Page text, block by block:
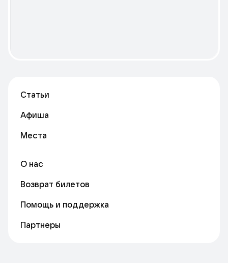
Статьи
Афиша
Места
О нас
Возврат билетов
Помощь и поддержка
Партнеры